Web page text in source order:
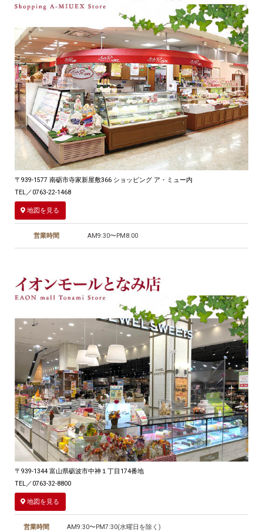
〒939-1577 南砺市寺家新屋敷366 ショッピング ア・ミュー内
TEL／0763-22-1468
地図を見る
営業時間 AM9:30〜PM8:00
〒939-1344 富山県砺波市中神１丁目174番地
TEL／0763-32-8800
地図を見る
営業時間 AM9:30〜PM7:30(水曜日を除く)